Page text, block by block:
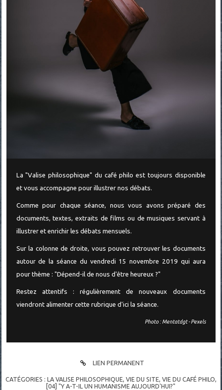
La "Valise philosophique" du café philo est toujours disponible
et vous accompagne pour illustrer nos débats.
Comme pour chaque séance, nous vous avons préparé des
documents, textes, extraits de films ou de musiques servant à
illustrer et enrichir les débats mensuels.
Sur la colonne de droite, vous pouvez retrouver les documents
autour de la séance du vendredi 15 novembre 2019 qui aura
pour thème : "Dépend-il de nous d'être heureux ?"
Restez attentifs : régulièrement de nouveaux documents
viendront alimenter cette rubrique d'ici la séance.
Photo : Mentatdgt - Pexels
LIEN PERMANENT
CATÉGORIES : LA VALISE PHILOSOPHIQUE VIE DU SITE, VIE DU CAFÉ PHILO
[04] "Y A-T-IL UN HUMANISME AUJOURD'HUI?"